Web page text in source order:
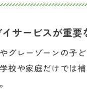
子ども
共に
支援員
サービスが重要
グレーゾーンの子
校や家庭だけでは